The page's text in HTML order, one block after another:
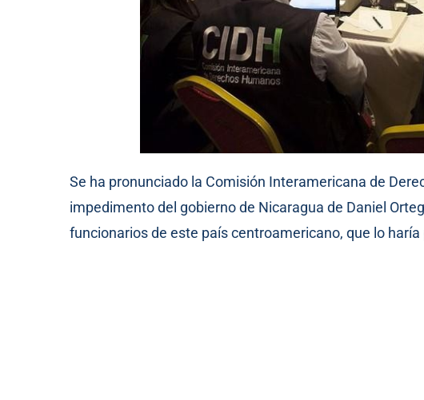
Se ha pronunciado la Comisión Interamericana de
impedimento del gobierno de Nicaragua de Daniel
funcionarios de este país centroamericano, que lo